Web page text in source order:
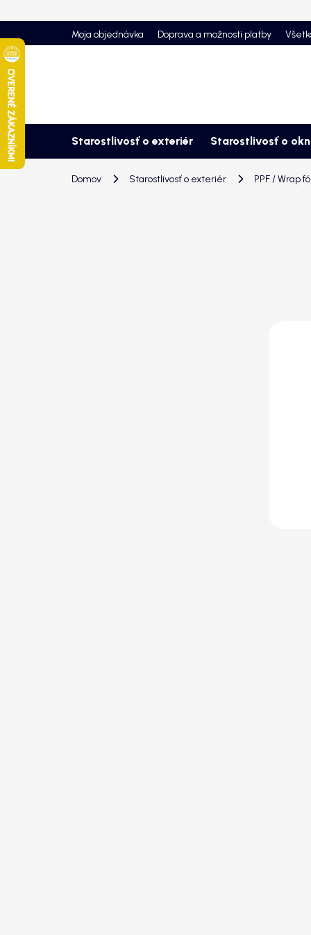
na
obsah
Moja objednávka Doprava a možnosti platby
Starostlivosť o exteriér Starostlivosť o
Domov Starostlivosť o exteriér PPF / Wrap